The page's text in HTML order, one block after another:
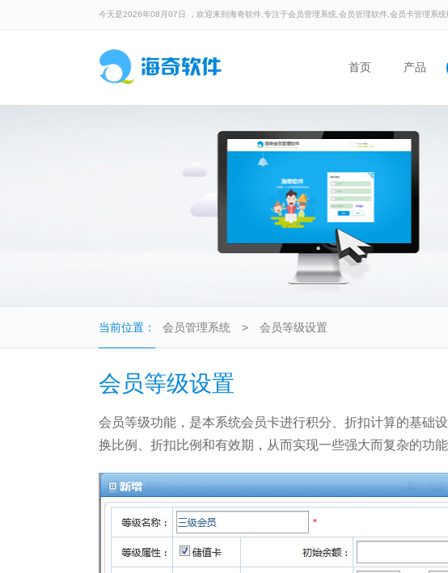
今天是2026年08月07日 ，欢迎来到海奇软件,专注于会员管理系统,会员管理软件,会员卡管理系统
首页 产品
当前位置： 会员管理系统 > 会员等级设置
会员等级设置
会员等级功能，是本系统会员卡进行积分、折扣计算的基础
换比例、折扣比例和有效期，从而实现一些强大而复杂的功能